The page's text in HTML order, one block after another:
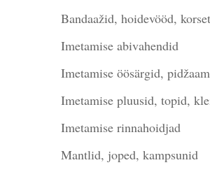
Bandaažid, hoidevööd,
Imetamise abivahendid
Imetamise öösärgid,
Imetamise pluusid, topid,
Imetamise rinnahoidjad
Mantlid, joped, kampsunid